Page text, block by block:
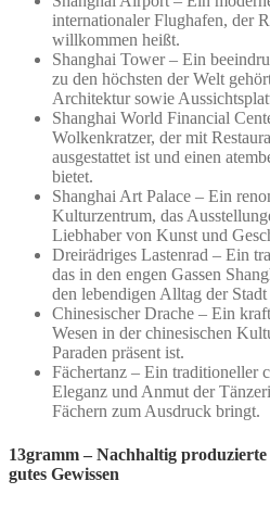
internationaler Flughafen, der
willkommen heißt.
Shanghai Tower – Ein
zu den höchsten der Welt
Architektur sowie
Shanghai World Financial
Wolkenkratzer, der mit
ausgestattet ist und einen
bietet.
Shanghai Art Palace – Ein
Kulturzentrum, das
Liebhaber von Kunst und
Dreirädriges Lastenrad – Ein
das in den engen Gassen
den lebendigen Alltag der Stadt
Chinesischer Drache – Ein
Wesen in der chinesischen
Paraden präsent ist.
Fächertanz – Ein traditioneller
Eleganz und Anmut der
Fächern zum Ausdruck bringt.
13gramm – Nachhaltig
gutes Gewissen